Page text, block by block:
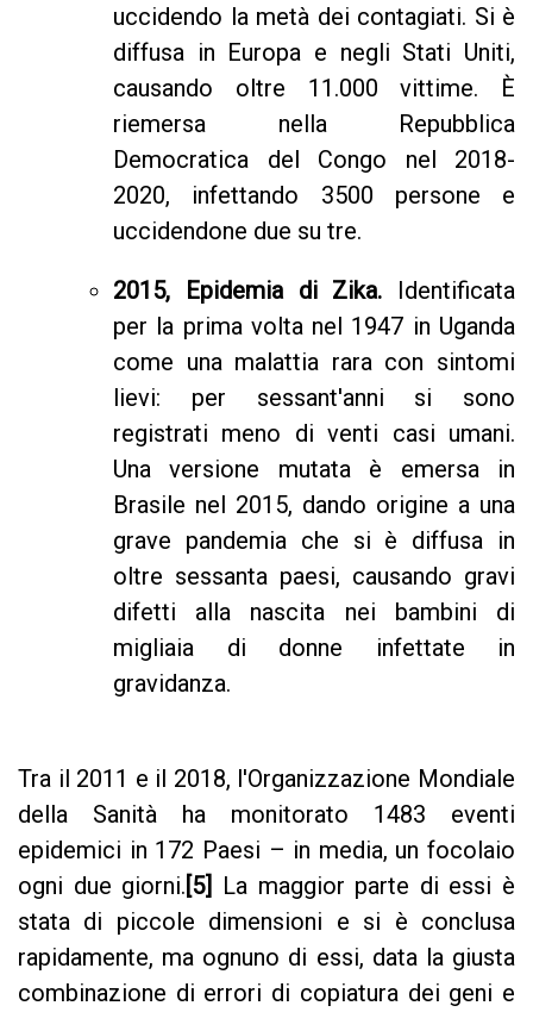
uccidendo la metà dei contagiati. Si è
diffusa in Europa e negli Stati Uniti,
causando oltre 11.000 vittime. È
riemersa nella Repubblica
Democratica del Congo nel 2018-
2020, infettando 3500 persone e
uccidendone due su tre.
2015, Epidemia di Zika. Identificata
per la prima volta nel 1947 in Uganda
come una malattia rara con sintomi
lievi: per sessant'anni si sono
registrati meno di venti casi umani.
Una versione mutata è emersa in
Brasile nel 2015, dando origine a una
grave pandemia che si è diffusa in
oltre sessanta paesi, causando gravi
difetti alla nascita nei bambini di
migliaia di donne infettate in
gravidanza.
Tra il 2011 e il 2018, l'Organizzazione Mondiale
della Sanità ha monitorato 1483 eventi
epidemici in 172 Paesi – in media, un focolaio
ogni due giorni.[5] La maggior parte di essi è
stata di piccole dimensioni e si è conclusa
rapidamente, ma ognuno di essi, data la giusta
combinazione di errori di copiatura dei geni e